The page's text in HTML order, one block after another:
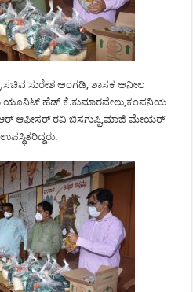
ಸಚಿವ ಸುರೇಶ ಅಂಗಡಿ, ಶಾಸಕ ಅನೀಲ
ಯೂನಿಟ್ ಹೆಡ್ ಕೆ.ಕುಮಾರವೇಲು,ಕಂಪನಿಯ
ಆಫೀಸರ್ ರವಿ ಬಿಸಗುಪ್ಪಿ,ಮಾಜಿ ಮೇಯರ್